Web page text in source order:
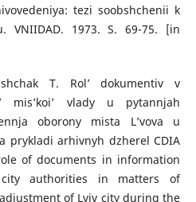
tezi soobshchenii k
VNIIDAD. 1973. S. 69-75. [in
T. Rol’ dokumentiv v
mis’koi’ vlady u pytannjah
oborony mista L’vova u
prykladi arhivnyh dzherel CDIA
of documents in information
authorities in matters of
of Lviv city during the